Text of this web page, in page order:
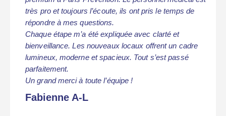
très pro et toujours l’écoute, ils ont pris le temps de
répondre à mes questions.
Chaque étape m’a été expliquée avec clarté et
bienveillance. Les nouveaux locaux offrent un cadre
lumineux, moderne et spacieux. Tout s’est passé
parfaitement.
Un grand merci à toute l’équipe !
Fabienne A-L